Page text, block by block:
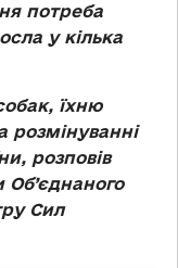
потреба
у кілька
їхню
розмінуванні
розповів
Об’єднаного
Сил